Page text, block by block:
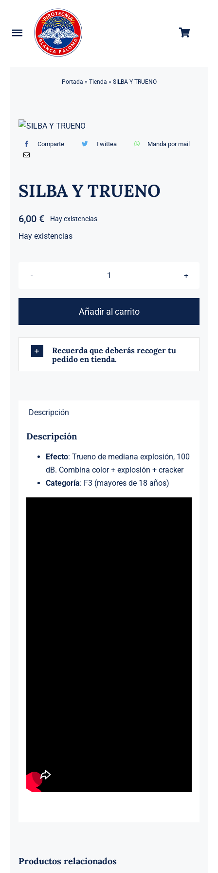
contenido
Toggle
Navigation
Empresa
Contacto
Portada » Tienda » SILBA Y TRUENO
Comparte Twittea Manda por mail
SILBA Y TRUENO
6,00 € Hay existencias
Hay existencias
SILBA
TRUENO
Añadir al carrito
Recuerda que deberás recoger tu
pedido en tienda.
Descripción
Descripción
Efecto: Trueno de mediana explosión, 100
dB. Combina color + explosión + cracker
Categoría: F3 (mayores de 18 años)
Productos relacionados